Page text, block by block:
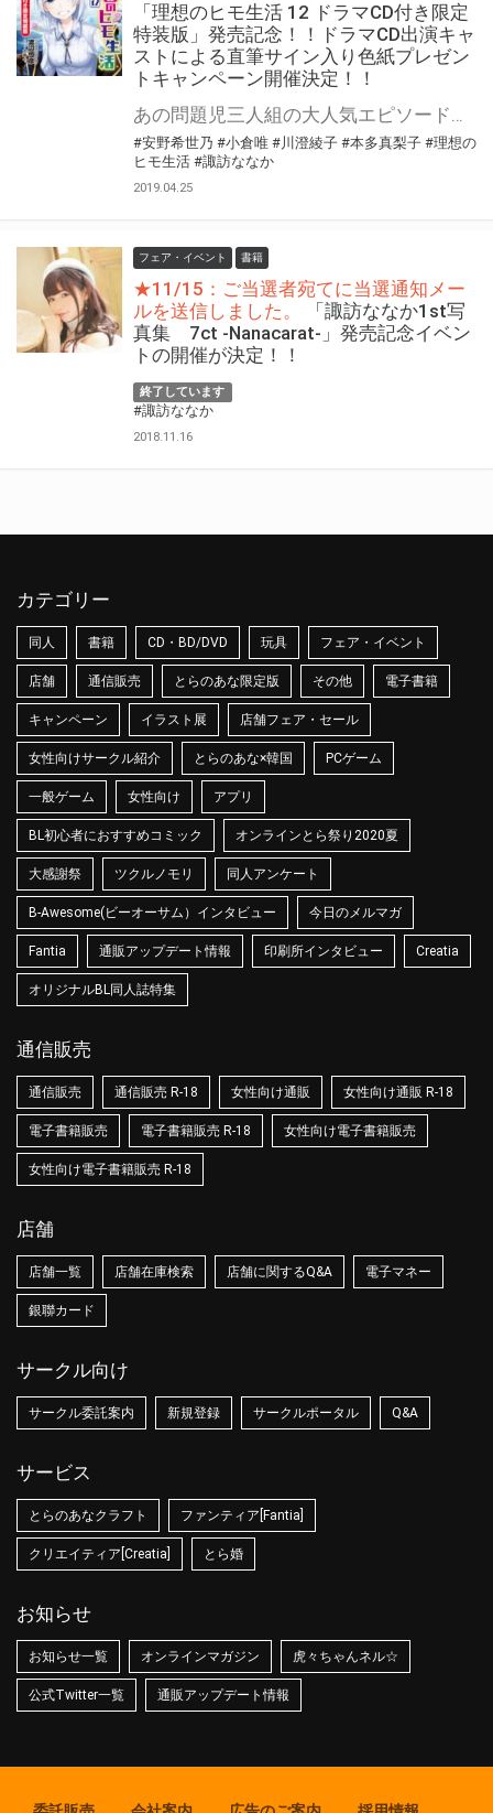
「理想のヒモ生活 12 ドラマCD付き限定
特装版」発売記念！！ドラマCD出演キャ
ストによる直筆サイン入り色紙プレゼン
トキャンペーン開催決定！！
あの問題児三人組の大人気エピソードが『声優グランプリ』プレゼンツの豪華キャストでドラマCDになって登場！ 小倉唯、諏訪ななか、安野希世乃、川澄綾子、本多真梨子が問題児組を演じる豪華キャスティングです！ 大人気シリーズ最新刊、完全数量限定生産の「理想のヒモ生活 12 ドラマCD付き限定特装版」が4/30に発売です！ とらのあなでは【理想のヒモ生活 12 ドラマCD付き限定特装版】の発売を記念して、 ドラマCD出演キャストによる直筆サインの入った色紙プレゼントキャンペーンを開催します！！ 貴重な直筆サイン入り色紙を手に入れるチャンスです！ 是非、奮ってご応募ください♪
#安野希世乃 #小倉唯 #川澄綾子 #本多真梨子 #理想の
ヒモ生活 #諏訪ななか
2019.04.25
フェア・イベント 書籍
★11/15：ご当選者宛てに当選通知メー
ルを送信しました。
「諏訪ななか1st写
真集 7ct -Nanacarat-」発売記念イベン
トの開催が決定！！
終了しています
#諏訪ななか
2018.11.16
カテゴリー
同人 書籍 CD・BD/DVD 玩具 フェア・イベント
店舗 通信販売 とらのあな限定版 その他 電子書籍
キャンペーン イラスト展 店舗フェア・セール
女性向けサークル紹介 とらのあな×韓国 PCゲーム
一般ゲーム 女性向け アプリ
BL初心者におすすめコミック オンラインとら祭り2020夏
大感謝祭 ツクルノモリ 同人アンケート
B-Awesome(ビーオーサム）インタビュー 今日のメルマガ
Fantia 通販アップデート情報 印刷所インタビュー Creatia
オリジナルBL同人誌特集
通信販売
通信販売 通信販売 R-18 女性向け通販 女性向け通販 R-18
電子書籍販売 電子書籍販売 R-18 女性向け電子書籍販売
女性向け電子書籍販売 R-18
店舗
店舗一覧 店舗在庫検索 店舗に関するQ&A 電子マネー
銀聯カード
サークル向け
サークル委託案内 新規登録 サークルポータル Q&A
サービス
とらのあなクラフト ファンティア[Fantia]
クリエイティア[Creatia] とら婚
お知らせ
お知らせ一覧 オンラインマガジン 虎々ちゃんネル☆
公式Twitter一覧 通販アップデート情報